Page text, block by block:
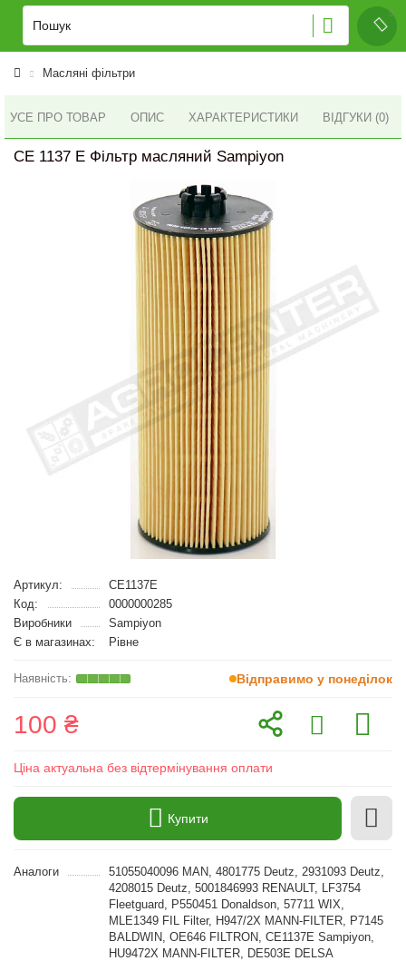
Масляні фільтри
УСЕ ПРО ТОВАР ОПИС ХАРАКТЕРИСТИКИ ВІДГУКИ (0)
CE 1137 E Фільтр масляний Sampiyon
Артикул:
CE1137E
Код:
0000000285
Виробники
Sampiyon
Є в магазинах:
Рівне
Відправимо у понеділок
100 ₴
Ціна актуальна без відтермінування оплати
Купити
Аналоги
51055040096 MAN, 4801775 Deutz, 2931093 Deutz,
4208015 Deutz, 5001846993 RENAULT, LF3754
Fleetguard, P550451 Donaldson, 57711 WIX,
MLE1349 FIL Filter, H947/2X MANN-FILTER, P7145
BALDWIN, OE646 FILTRON, CE1137E Sampiyon,
HU9472X MANN-FILTER, DE503E DELSA